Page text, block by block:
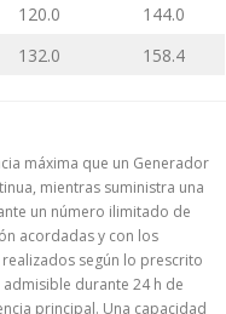
120.0
144.0
132.0 158.4
máxima que un Generador
mientras suministra una
un número ilimitado de
acordadas y con los
según lo prescrito
durante 24 h de
principal. Una capacidad